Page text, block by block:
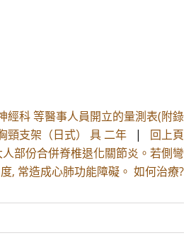
經科 等醫事人員開立的量測表(附錄
頸支架（日式） 具 二年
| 回上頁
部份合併脊椎退化關節炎。若側彎
, 常造成心肺功能障礙。 如何治療?